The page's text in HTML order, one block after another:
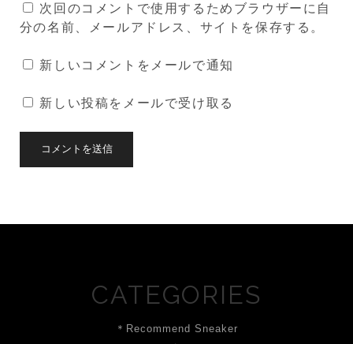
次回のコメントで使用するためブラウザーに自
分の名前、メールアドレス、サイトを保存する。
新しいコメントをメールで通知
新しい投稿をメールで受け取る
CATEGORIES
＊Recommend Sneaker